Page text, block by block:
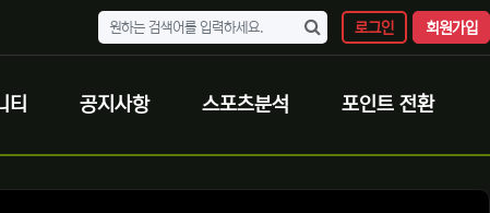
로그인 회원가입
티 공지사항 스포츠분석 포인트 전환